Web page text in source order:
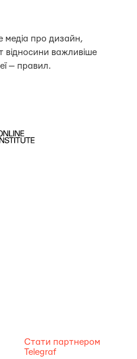
медіа про дизайн,
відносини важливіше
— правил.
Стати партнером
Telegraf